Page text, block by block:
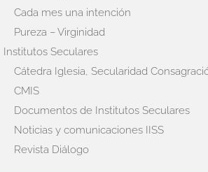
Cada mes una intención
Pureza – Virginidad
Institutos Seculares
Cátedra Iglesia, Secularidad
CMIS
Documentos de Institutos Seculares
Noticias y comunicaciones IISS
Revista Diálogo